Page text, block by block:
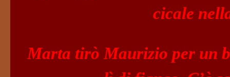
cicale
Marta tirò Maurizio per un